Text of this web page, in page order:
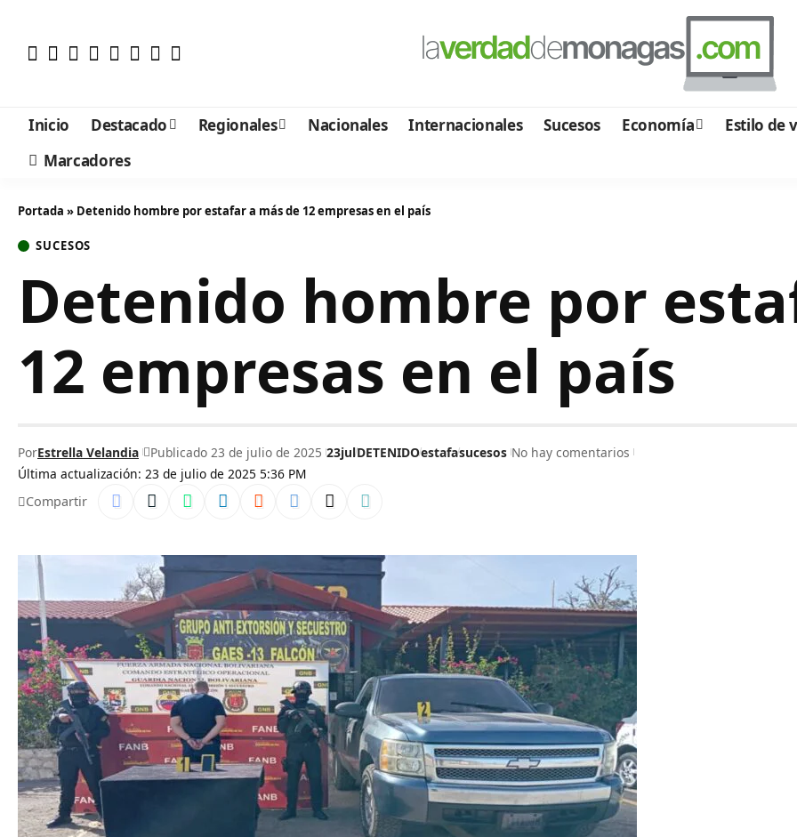
Inicio Destacado Regionales Nacionales Internacionales Sucesos Economía Estilo de
Marcadores
Portada » Detenido hombre por estafar a más de 12 empresas en el país
SUCESOS
Detenido hombre por
12 empresas en el país
Última actualización: 23 de julio de 2025 5:36 PM
PorEstrella Velandia Publicado 23 de julio de 2025 23julDETENIDOestafasucesos No hay comentarios
Compartir